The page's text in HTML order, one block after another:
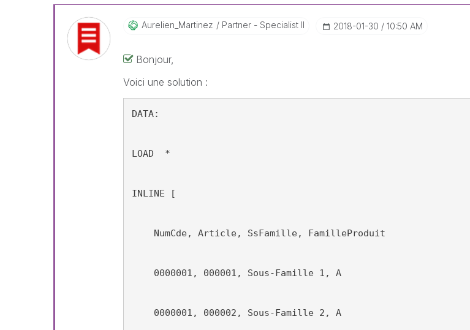
Aurelien_MartinEz Partner - Specialist II ‎2018-01-30 10:50 AM
Bonjour,
Voici une solution :
DATA:
LOAD  *
INLINE [
NumCde, Article, SsFamille, FamilleProduit
0000001, 000001, Sous-Famille 1, A
0000001, 000002, Sous-Famille 2, A